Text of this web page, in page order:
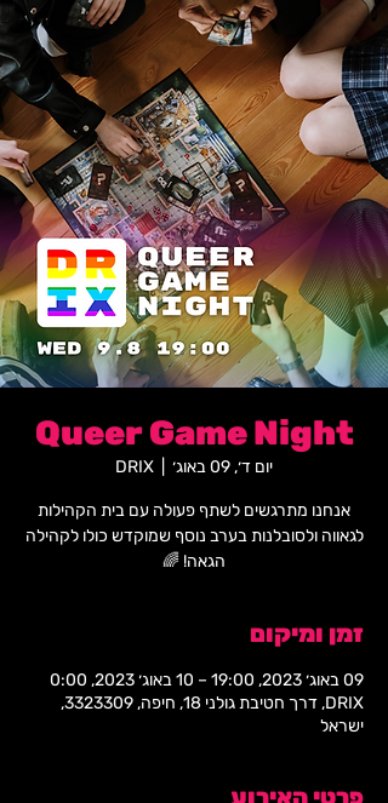
Queer Game Night
יום ד׳, 09 באוג׳ DRIX
אנחנו מתרגשים לשתף פעולה עם בית הקהילות
לגאווה ולסובלנות בערב נוסף שמוקדש כולו לקהילה
הגאה! 🌈
זמן ומיקום
09 באוג׳ 2023, 19:00 – 10 באוג׳ 2023, 0:00
DRIX, דרך חטיבת גולני 18, חיפה, 3323309,
ישראל
פרטי האירוע